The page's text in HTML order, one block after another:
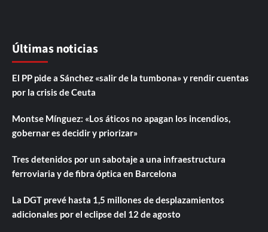
Últimas noticias
El PP pide a Sánchez «salir de la tumbona» y rendir cuentas
por la crisis de Ceuta
Montse Mínguez: «Los áticos no apagan los incendios,
gobernar es decidir y priorizar»
Tres detenidos por un sabotaje a una infraestructura
ferroviaria y de fibra óptica en Barcelona
La DGT prevé hasta 1,5 millones de desplazamientos
adicionales por el eclipse del 12 de agosto